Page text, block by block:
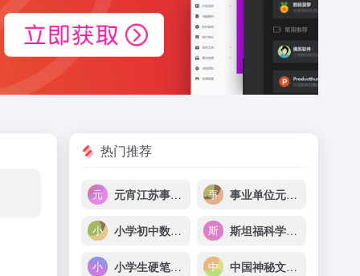
热门推荐
元宵江苏事业单位2024经济类 事业单位元政先生综应B
小学初中数学和奥数资料 斯坦福科学学习法 学霸养成指南
小学生硬笔书法课程（123集全） 中国神秘文化典籍类编合集（精华版）